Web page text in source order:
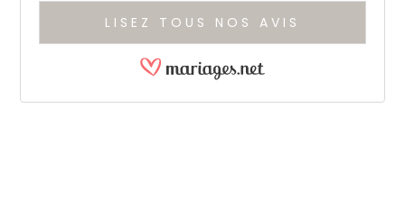
LISEZ TOUS NOS AVIS